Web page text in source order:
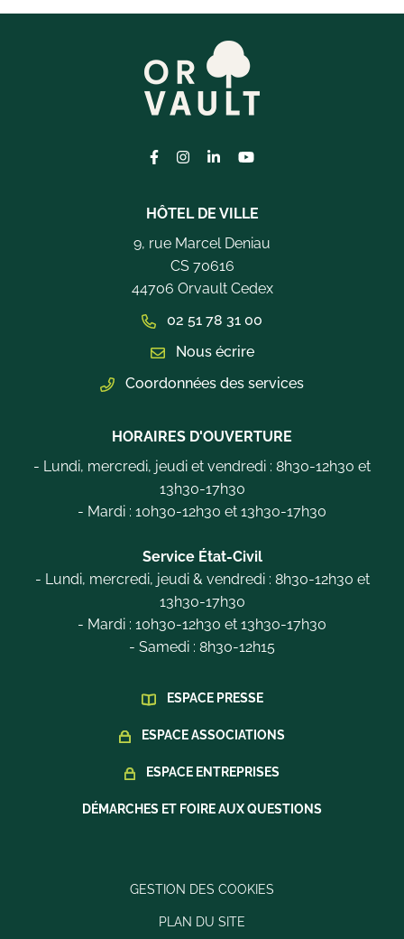
Lien vers le compte Facebook
Lien vers le compte Instagram
Lien vers le compte Linkedin
Lien vers la chaîne
HÔTEL DE VILLE
9, rue Marcel Deniau
CS 70616
44706 Orvault Cedex
02 51 78 31 00
Nous écrire
Coordonnées des services
HORAIRES D'OUVERTURE
- Lundi, mercredi, jeudi et vendredi : 8h30-12h30 et
13h30-17h30
- Mardi : 10h30-12h30 et 13h30-17h30
Service État-Civil
- Lundi, mercredi, jeudi & vendredi : 8h30-12h30 et
13h30-17h30
- Mardi : 10h30-12h30 et 13h30-17h30
- Samedi : 8h30-12h15
ESPACE PRESSE
ESPACE ASSOCIATIONS
ESPACE ENTREPRISES
DÉMARCHES ET FOIRE AUX QUESTIONS
GESTION DES COOKIES
PLAN DU SITE